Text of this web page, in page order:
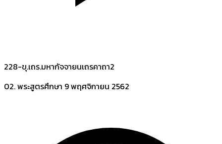
228-ขุ.เถร.มหากัจจายนเถรคาถา2
02. พระสูตรศึกษา 9 พฤศจิกายน 2562